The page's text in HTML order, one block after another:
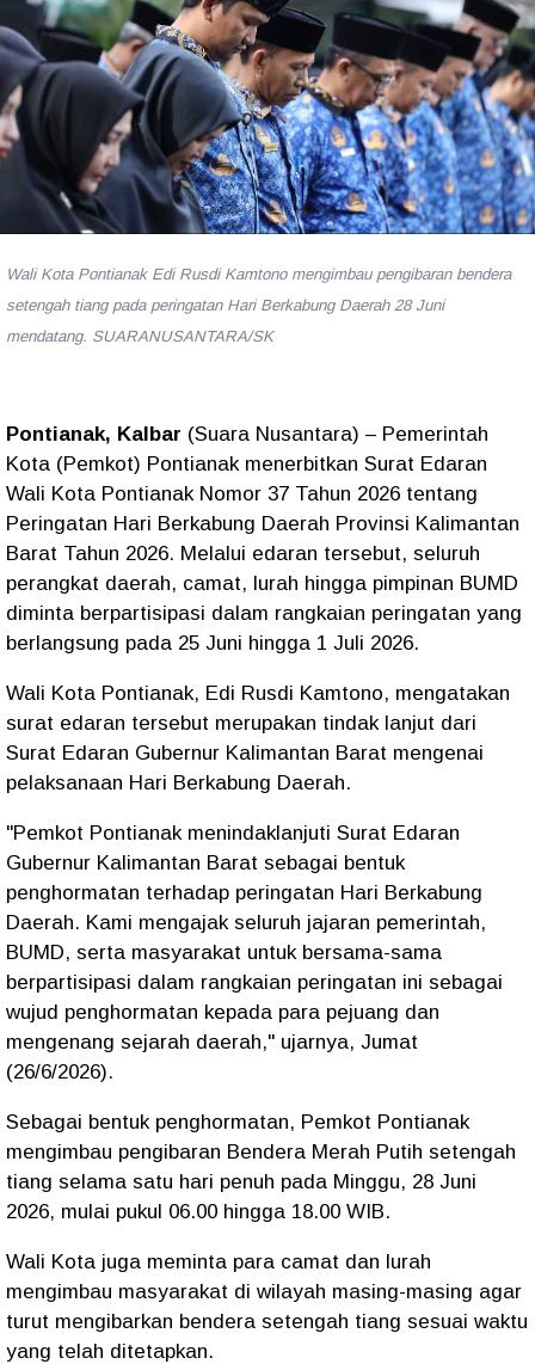
Wali Kota Pontianak Edi Rusdi Kamtono mengimbau pengibaran bendera
setengah tiang pada peringatan Hari Berkabung Daerah 28 Juni
mendatang. SUARANUSANTARA/SK
Pontianak, Kalbar (Suara Nusantara) – Pemerintah
Kota (Pemkot) Pontianak menerbitkan Surat Edaran
Wali Kota Pontianak Nomor 37 Tahun 2026 tentang
Peringatan Hari Berkabung Daerah Provinsi Kalimantan
Barat Tahun 2026. Melalui edaran tersebut, seluruh
perangkat daerah, camat, lurah hingga pimpinan BUMD
diminta berpartisipasi dalam rangkaian peringatan yang
berlangsung pada 25 Juni hingga 1 Juli 2026.
Wali Kota Pontianak, Edi Rusdi Kamtono, mengatakan
surat edaran tersebut merupakan tindak lanjut dari
Surat Edaran Gubernur Kalimantan Barat mengenai
pelaksanaan Hari Berkabung Daerah.
"Pemkot Pontianak menindaklanjuti Surat Edaran
Gubernur Kalimantan Barat sebagai bentuk
penghormatan terhadap peringatan Hari Berkabung
Daerah. Kami mengajak seluruh jajaran pemerintah,
BUMD, serta masyarakat untuk bersama-sama
berpartisipasi dalam rangkaian peringatan ini sebagai
wujud penghormatan kepada para pejuang dan
mengenang sejarah daerah," ujarnya, Jumat
(26/6/2026).
Sebagai bentuk penghormatan, Pemkot Pontianak
mengimbau pengibaran Bendera Merah Putih setengah
tiang selama satu hari penuh pada Minggu, 28 Juni
2026, mulai pukul 06.00 hingga 18.00 WIB.
Wali Kota juga meminta para camat dan lurah
mengimbau masyarakat di wilayah masing-masing agar
turut mengibarkan bendera setengah tiang sesuai waktu
yang telah ditetapkan.